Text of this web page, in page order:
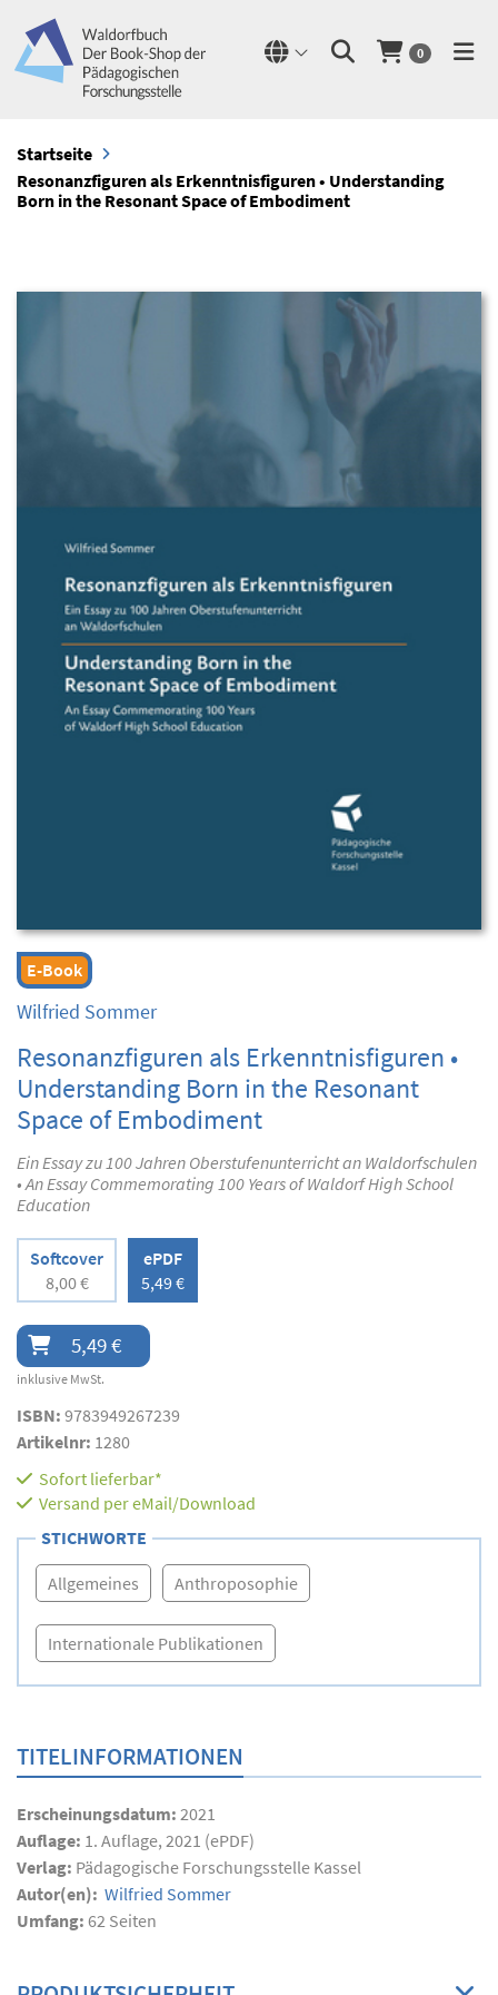
0
Startseite
Resonanzfiguren als Erkenntnisfiguren • Understanding
Born in the Resonant Space of Embodiment
E-Book
Wilfried Sommer
Resonanzfiguren als Erkenntnisfiguren •
Understanding Born in the Resonant
Space of Embodiment
Ein Essay zu 100 Jahren Oberstufenunterricht an Waldorfschulen
• An Essay Commemorating 100 Years of Waldorf High School
Education
Softcover
8,00 €
ePDF
5,49 €
5,49 €
inklusive MwSt.
ISBN: 9783949267239
Artikelnr: 1280
Sofort lieferbar*
Versand per eMail/Download
STICHWORTE
Allgemeines Anthroposophie
Internationale Publikationen
TITELINFORMATIONEN
Erscheinungsdatum: 2021
Auflage: 1. Auflage, 2021 (ePDF)
Verlag: Pädagogische Forschungsstelle Kassel
Autor(en): Wilfried Sommer
Umfang: 62 Seiten